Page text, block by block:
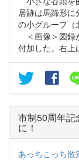
居跡は馬蹄形
の小グループ（
＜画像＞図録
付加した。右上
市制50周年記
に！
あっちこっち散